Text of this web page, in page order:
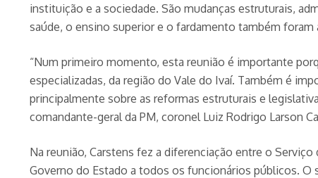
instituição e a sociedade. São mudanças estruturais,
saúde, o ensino superior e o fardamento também foram
“Num primeiro momento, esta reunião é importante
especializadas, da região do Vale do Ivaí. Também é
principalmente sobre as reformas estruturais e
comandante-geral da PM, coronel Luiz Rodrigo Larson
Na reunião, Carstens fez a diferenciação entre o
Governo do Estado a todos os funcionários públicos.